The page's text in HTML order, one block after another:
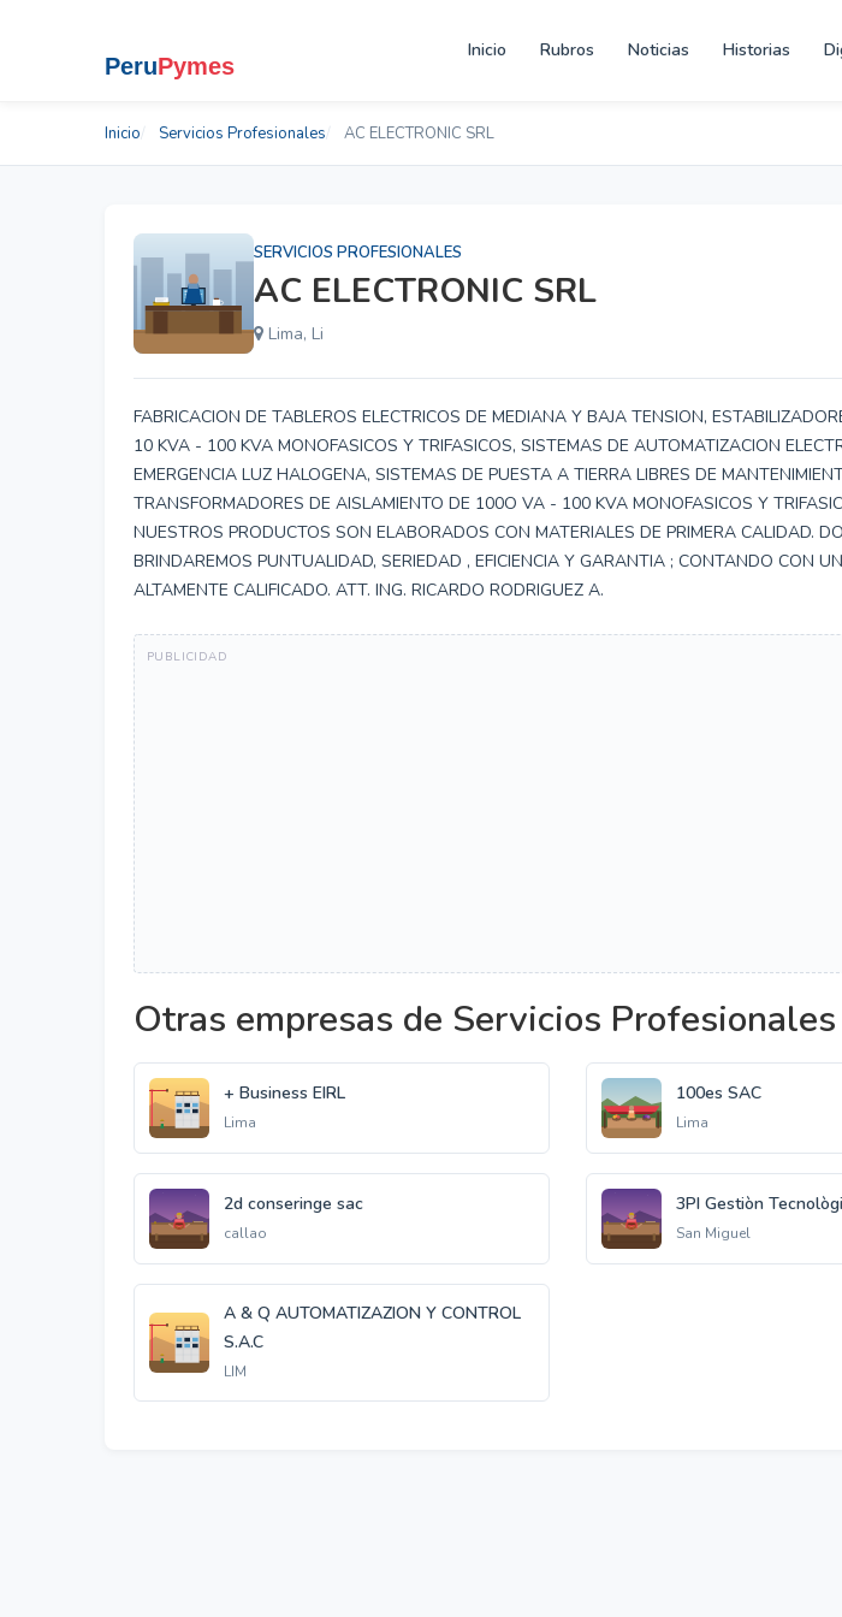
Inicio Rubros Noticias Historias
Inicio Servicios Profesionales AC ELECTRONIC SRL
SERVICIOS PROFESIONALES
AC ELECTRONIC SRL
Lima, Li
FABRICACION DE TABLEROS ELECTRICOS DE MEDIANA Y BAJA TENSION,
10 KVA - 100 KVA MONOFASICOS Y TRIFASICOS, SISTEMAS DE AUTOMATIZACION
EMERGENCIA LUZ HALOGENA, SISTEMAS DE PUESTA A TIERRA LIBRES DE
TRANSFORMADORES DE AISLAMIENTO DE 100O VA - 100 KVA MONOFASICOS Y
NUESTROS PRODUCTOS SON ELABORADOS CON MATERIALES DE PRIMERA CALIDAD.
BRINDAREMOS PUNTUALIDAD, SERIEDAD , EFICIENCIA Y GARANTIA ; CONTANDO CON
ALTAMENTE CALIFICADO. ATT. ING. RICARDO RODRIGUEZ A.
Otras empresas de Servicios Profesionales
+ Business EIRL
Lima
100es SAC
Lima
2d conseringe sac
callao
3PI Gestiòn
San Miguel
A & Q AUTOMATIZAZION Y CONTROL
S.A.C
LIM